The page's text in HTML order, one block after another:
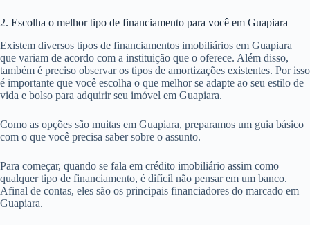
2. Escolha o melhor tipo de financiamento para você em Guapiara
Existem diversos tipos de financiamentos imobiliários em Guapiara
que variam de acordo com a instituição que o oferece. Além disso,
também é preciso observar os tipos de amortizações existentes. Por isso
é importante que você escolha o que melhor se adapte ao seu estilo de
vida e bolso para adquirir seu imóvel em Guapiara.
Como as opções são muitas em Guapiara, preparamos um guia básico
com o que você precisa saber sobre o assunto.
Para começar, quando se fala em crédito imobiliário assim como
qualquer tipo de financiamento, é difícil não pensar em um banco.
Afinal de contas, eles são os principais financiadores do marcado em
Guapiara.